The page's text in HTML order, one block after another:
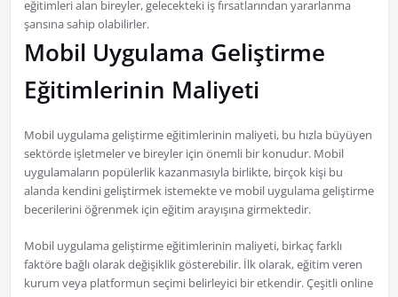
eğitimleri alan bireyler, gelecekteki iş fırsatlarından yararlanma
şansına sahip olabilirler.
Mobil Uygulama Geliştirme
Eğitimlerinin Maliyeti
Mobil uygulama geliştirme eğitimlerinin maliyeti, bu hızla büyüyen
sektörde işletmeler ve bireyler için önemli bir konudur. Mobil
uygulamaların popülerlik kazanmasıyla birlikte, birçok kişi bu
alanda kendini geliştirmek istemekte ve mobil uygulama geliştirme
becerilerini öğrenmek için eğitim arayışına girmektedir.
Mobil uygulama geliştirme eğitimlerinin maliyeti, birkaç farklı
faktöre bağlı olarak değişiklik gösterebilir. İlk olarak, eğitim veren
kurum veya platformun seçimi belirleyici bir etkendir. Çeşitli online